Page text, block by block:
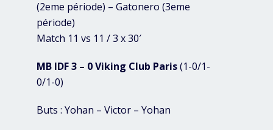
(2eme période) – Gatonero (3eme
période)
Match 11 vs 11 / 3 x 30′
MB IDF 3 – 0 Viking Club Paris(1-0/1-
0/1-0)
Buts : Yohan – Victor – Yohan